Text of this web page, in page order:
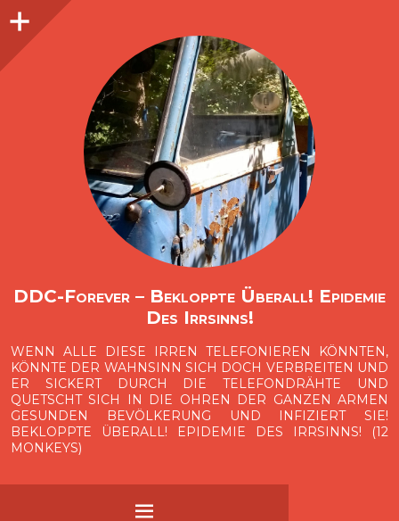
O
p
e
n
i
d
e
b
a
DDC-Forever – Bekloppte Überall! Epidemie
Des Irrsinns!
WENN ALLE DIESE IRREN TELEFONIEREN KÖNNTEN,
KÖNNTE DER WAHNSINN SICH DOCH VERBREITEN UND
ER SICKERT DURCH DIE TELEFONDRÄHTE UND
QUETSCHT SICH IN DIE OHREN DER GANZEN ARMEN
GESUNDEN BEVÖLKERUNG UND INFIZIERT SIE!
BEKLOPPTE ÜBERALL! EPIDEMIE DES IRRSINNS! (12
MONKEYS)
MENÜ
Seitenleiste